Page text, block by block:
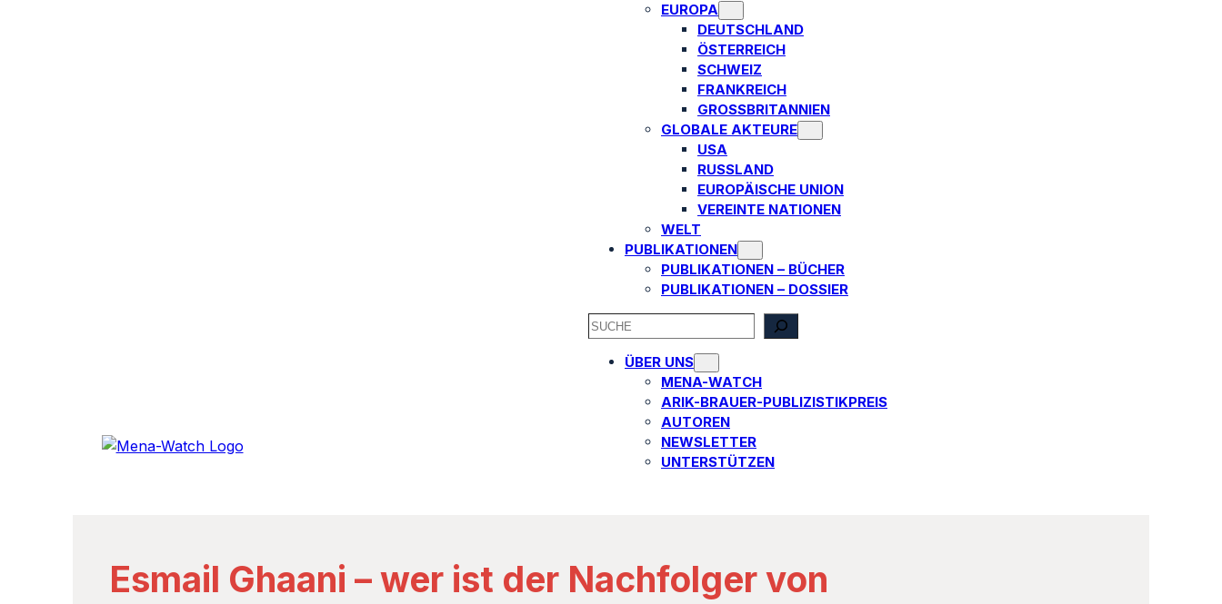
EUROPA
DEUTSCHLAND
ÖSTERREICH
SCHWEIZ
FRANKREICH
GROSSBRITANNIEN
GLOBALE AKTEURE
USA
RUSSLAND
EUROPÄISCHE UNION
VEREINTE NATIONEN
WELT
PUBLIKATIONEN
PUBLIKATIONEN – BÜCHER
PUBLIKATIONEN – DOSSIER
SEARCH
ÜBER UNS
MENA-WATCH
ARIK-BRAUER-PUBLIZISTIKPREIS
AUTOREN​
NEWSLETTER
UNTERSTÜTZEN
Esmail Ghaani – wer ist der Nachfolger von